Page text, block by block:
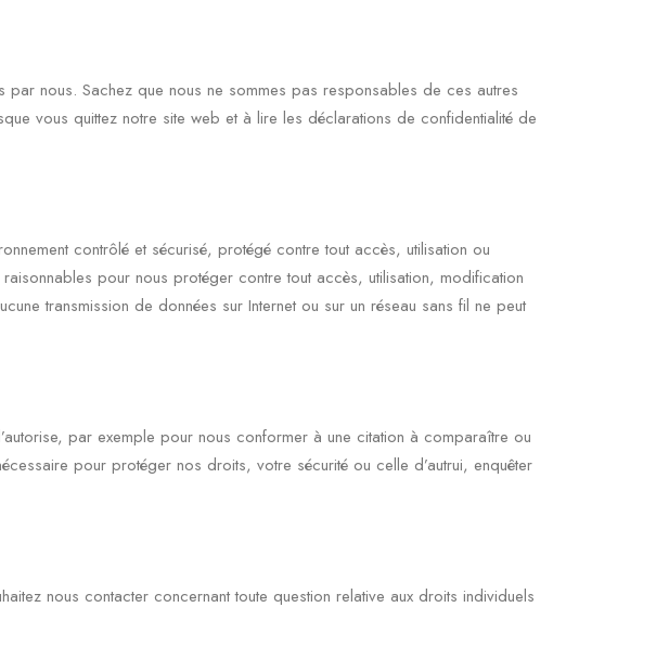
nous. Sachez que nous ne sommes pas responsables de ces autres
vous quittez notre site web et à lire les déclarations de confidentialité de
contrôlé et sécurisé, protégé contre tout accès, utilisation ou
pour nous protéger contre tout accès, utilisation, modification
transmission de données sur Internet ou sur un réseau sans fil ne peut
par exemple pour nous conformer à une citation à comparaître ou
pour protéger nos droits, votre sécurité ou celle d’autrui, enquêter
nous contacter concernant toute question relative aux droits individuels